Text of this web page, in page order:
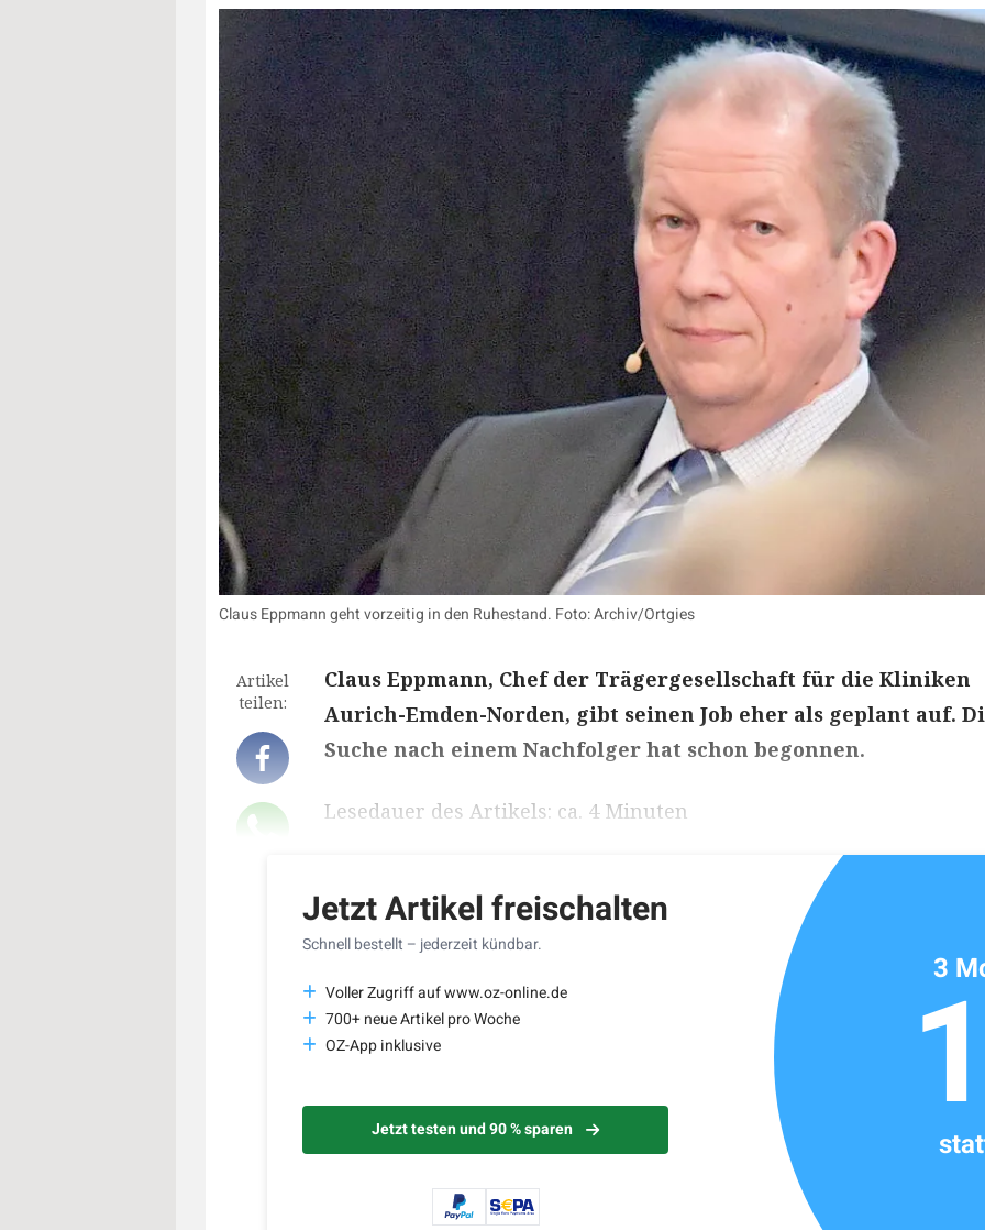
Claus Eppmann geht vorzeitig in den Ruhestand. Foto: Archiv/Ortgies
Artikel
teilen:
Claus Eppmann, Chef der Trägergesellschaft für die Kliniken
Aurich-Emden-Norden, gibt seinen Job eher als geplant auf.
Suche nach einem Nachfolger hat schon begonnen.
Lesedauer des Artikels: ca. 4 Minuten
Jetzt Artikel freischalten
Schnell bestellt – jederzeit kündbar.
Voller Zugriff auf www.oz-online.de
700+ neue Artikel pro Woche
OZ-App inklusive
Jetzt testen und 90 % sparen
3